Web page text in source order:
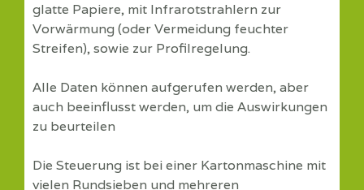
glatte Papiere, mit Infrarotstrahlern zur
Vorwärmung (oder Vermeidung feuchter
Streifen), sowie zur Profilregelung.
Alle Daten können aufgerufen werden, aber
auch beeinflusst werden, um die Auswirkungen
zu beurteilen
Die Steuerung ist bei einer Kartonmaschine mit
vielen Rundsieben und mehreren